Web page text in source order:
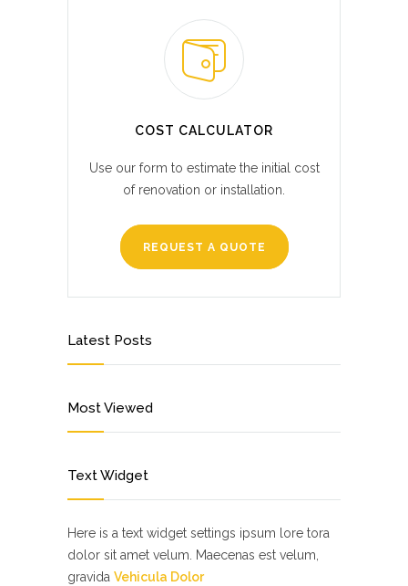
COST CALCULATOR
Use our form to estimate the initial cost
of renovation or installation.
REQUEST A QUOTE
Latest Posts
Most Viewed
Text Widget
Here is a text widget settings ipsum lore tora
dolor sit amet velum. Maecenas est velum,
gravida Vehicula Dolor